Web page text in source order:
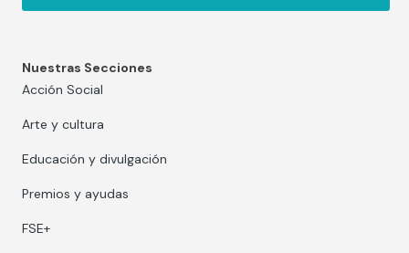
Nuestras Secciones
Acción Social
Arte y cultura
Educación y divulgación
Premios y ayudas
FSE+